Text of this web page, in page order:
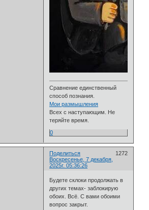
Сравнение единственный
способ познания.
Мои размышления
Всех с наступающим. Не
теряйте время.
0
Поделиться
1272
Воскресенье, 7 декабря,
2025г. 05:36:26
Будете склоки продолжать в
других темах- заблокирую
обоих. Всё. С вами обоими
вопрос закрыт.